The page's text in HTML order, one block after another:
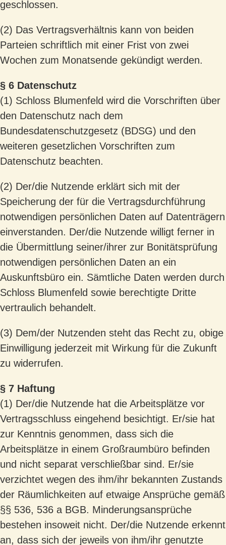
geschlossen.
(2) Das Vertragsverhältnis kann von beiden
Parteien schriftlich mit einer Frist von zwei
Wochen zum Monatsende gekündigt werden.
§ 6 Datenschutz
(1) Schloss Blumenfeld wird die Vorschriften über
den Datenschutz nach dem
Bundesdatenschutzgesetz (BDSG) und den
weiteren gesetzlichen Vorschriften zum
Datenschutz beachten.
(2) Der/die Nutzende erklärt sich mit der
Speicherung der für die Vertragsdurchführung
notwendigen persönlichen Daten auf Datenträgern
einverstanden. Der/die Nutzende willigt ferner in
die Übermittlung seiner/ihrer zur Bonitätsprüfung
notwendigen persönlichen Daten an ein
Auskunftsbüro ein. Sämtliche Daten werden durch
Schloss Blumenfeld sowie berechtigte Dritte
vertraulich behandelt.
(3) Dem/der Nutzenden steht das Recht zu, obige
Einwilligung jederzeit mit Wirkung für die Zukunft
zu widerrufen.
§ 7 Haftung
(1) Der/die Nutzende hat die Arbeitsplätze vor
Vertragsschluss eingehend besichtigt. Er/sie hat
zur Kenntnis genommen, dass sich die
Arbeitsplätze in einem Großraumbüro befinden
und nicht separat verschließbar sind. Er/sie
verzichtet wegen des ihm/ihr bekannten Zustands
der Räumlichkeiten auf etwaige Ansprüche gemäß
§§ 536, 536 a BGB. Minderungsansprüche
bestehen insoweit nicht. Der/die Nutzende erkennt
an, dass sich der jeweils von ihm/ihr genutzte